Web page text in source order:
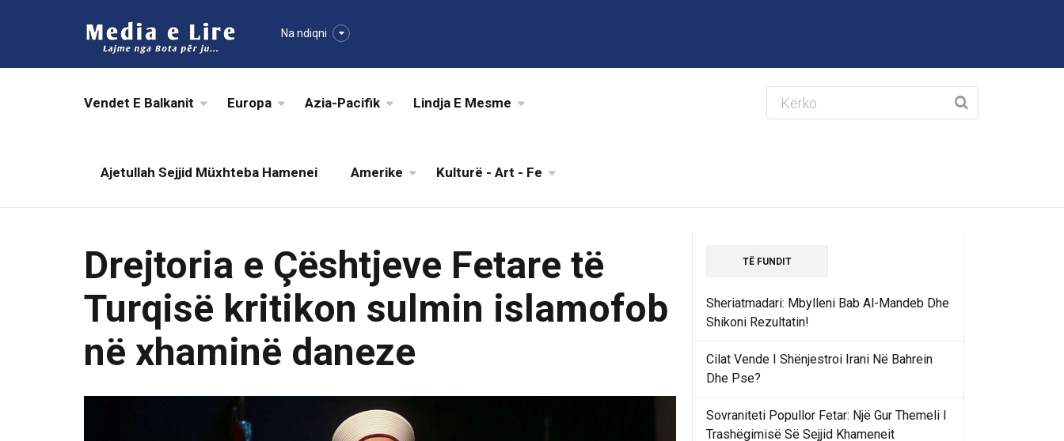
Na ndiqni
Vendet E Balkanit Europa Azia-Pacifik Lindja E Mesme
Ajetullah Sejjid Müxhteba Hamenei Amerike Kulturë - Art - Fe
Drejtoria e Çështjeve Fetare të
Turqisë kritikon sulmin islamofob
në xhaminë daneze
TË FUNDIT
Sheriatmadari: Mbylleni Bab Al-Mandeb Dhe
Shikoni Rezultatin!
Cilat Vende I Shënjestroi Irani Në Bahrein
Dhe Pse?
Sovraniteti Popullor Fetar: Një Gur Themeli I
Trashëgimisë Së Sejjid Khameneit